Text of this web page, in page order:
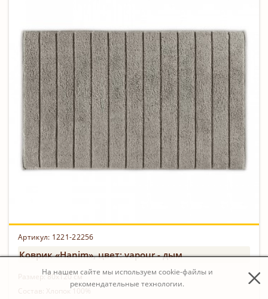
Артикул: 1221-22256
Коврик «Hanim», цвет: vapour - дым
Размер:80х120 см
Состав:
Хлопок 100%
На нашем сайте мы используем cookie-файлы и
рекомендательные технологии.